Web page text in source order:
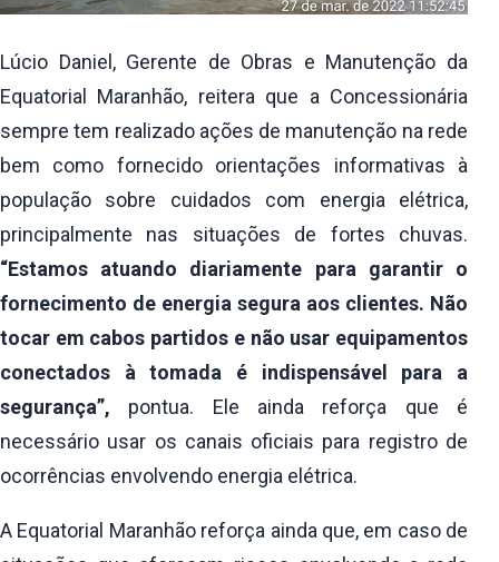
Lúcio Daniel, Gerente de Obras e Manutenção da
Equatorial Maranhão, reitera que a Concessionária
sempre tem realizado ações de manutenção na rede
bem como fornecido orientações informativas à
população sobre cuidados com energia elétrica,
principalmente nas situações de fortes chuvas.
“Estamos atuando diariamente para garantir o
fornecimento de energia segura aos clientes. Não
tocar em cabos partidos e não usar equipamentos
conectados à tomada é indispensável para a
segurança”, pontua. Ele ainda reforça que é
necessário usar os canais oficiais para registro de
ocorrências envolvendo energia elétrica.
A Equatorial Maranhão reforça ainda que, em caso de